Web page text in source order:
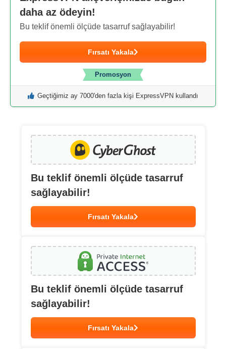
daha az ödeyin!
Bu teklif önemli ölçüde tasarruf sağlayabilir!
Fırsatı Yakala
Promosyon
Geçtiğimiz ay 7000'den fazla kişi ExpressVPN kullandı
Bu teklif önemli ölçüde tasarruf
sağlayabilir!
Fırsatı Yakala
Bu teklif önemli ölçüde tasarruf
sağlayabilir!
Fırsatı Yakala